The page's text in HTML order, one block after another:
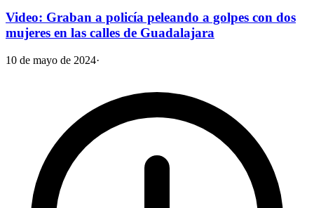
Video: Graban a policía peleando a golpes con dos
mujeres en las calles de Guadalajara
10 de mayo de 2024·